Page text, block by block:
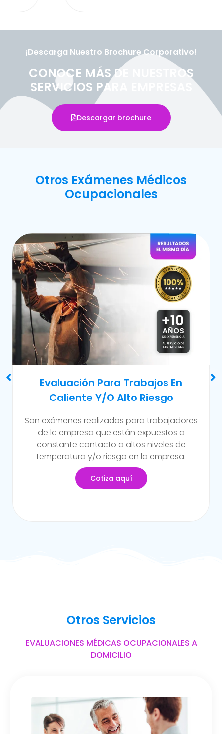
¡Descarga Nuestro Brochure Corporativo!
CONOCE MÁS DE NUESTROS
SERVICIOS PARA EMPRESAS
Descargar brochure
Otros Exámenes Médicos
Ocupacionales
Examen Médico Ocupacional De
Reincorporación Laboral
Este examen se realiza al colaborador que se
incorpora a la organización luego de haber
sufrido alguna incapacidad temporal propia
del trabajo.
Cotiza aquí
Otros Servicios
EVALUACIONES MÉDICAS OCUPACIONALES A
DOMICILIO